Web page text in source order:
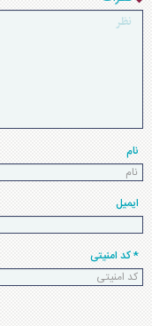
نام
ایمیل
* کد امنیتی